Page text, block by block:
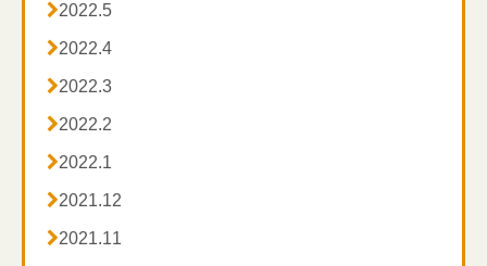
2022.5
2022.4
2022.3
2022.2
2022.1
2021.12
2021.11